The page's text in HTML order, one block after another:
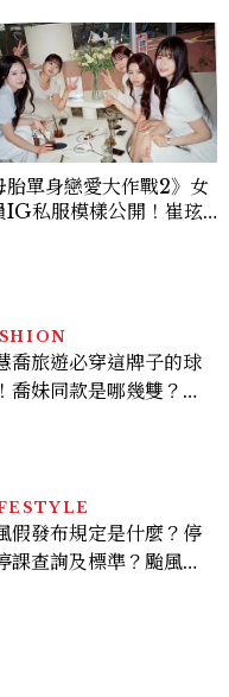
胎單身戀愛大作戰2》女
IG私服模樣公開！崔玹
喬旅遊必穿這牌子的球
喬妹同款是哪幾雙？
假發布規定是什麼？停
課查詢及標準？颱風假